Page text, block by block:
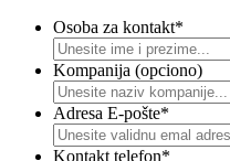
Osoba za kontakt*
Kompanija (opciono)
Adresa E-pošte*
Kontakt telefon*